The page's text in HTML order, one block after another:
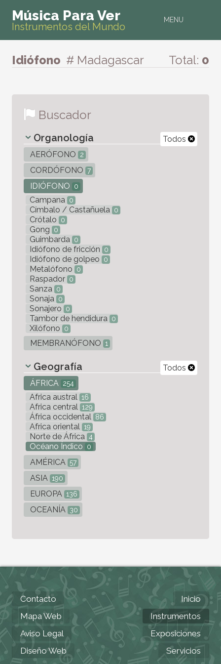
MENU
Música Para Ver
Instrumentos del Mundo
Idiófono # Madagascar Total: 0
Buscador
Todos
Organología
AERÓFONO 2
CORDÓFONO 7
IDIÓFONO 0
Campana 0
Címbalo / Castañuela 0
Crótalo 0
Gong 0
Guimbarda 0
Idiófono de fricción 0
Idiófono de golpeo 0
Metalófono 0
Raspador 0
Sanza 0
Sonaja 0
Sonajero 0
Tambor de hendidura 0
Xilófono 0
MEMBRANÓFONO 1
Todos
Geografía
ÁFRICA 254
Africa austral 16
Africa central 129
África occidental 86
Africa oriental 19
Norte de África 4
Océano Índico 0
AMÉRICA 57
ASIA 190
EUROPA 136
OCEANÍA 30
Contacto
Mapa Web
Aviso Legal
Diseño Web
Inicio
Instrumentos
Exposiciones
Servicios